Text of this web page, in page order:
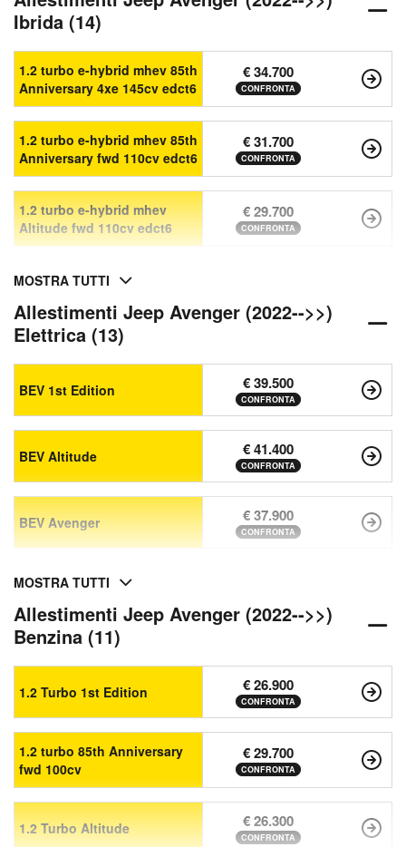
Ibrida (14)
1.2 turbo e-hybrid mhev 85th
Anniversary 4xe 145cv edct6
€ 34.700
CONFRONTA
1.2 turbo e-hybrid mhev 85th
Anniversary fwd 110cv edct6
€ 31.700
CONFRONTA
1.2 turbo e-hybrid mhev
Altitude fwd 110cv edct6
€ 29.700
CONFRONTA
MOSTRA TUTTI
Allestimenti Jeep Avenger (2022-->>)
Elettrica (13)
BEV 1st Edition € 39.500
CONFRONTA
BEV Altitude € 41.400
CONFRONTA
BEV Avenger € 37.900
CONFRONTA
MOSTRA TUTTI
Allestimenti Jeep Avenger (2022-->>)
Benzina (11)
1.2 Turbo 1st Edition € 26.900
CONFRONTA
1.2 turbo 85th Anniversary
fwd 100cv
€ 29.700
CONFRONTA
1.2 Turbo Altitude € 26.300
CONFRONTA